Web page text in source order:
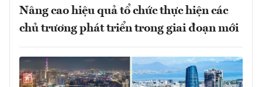
Nâng cao hiệu quả tổ chức thực hiện các
chủ trương phát triển trong giai đoạn mới